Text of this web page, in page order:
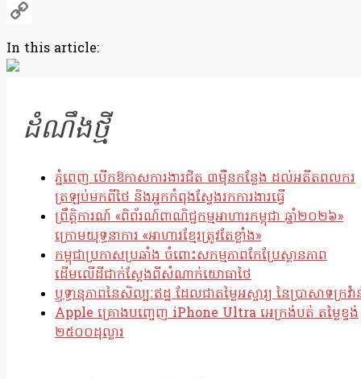
Telegram
Link
In this article:
ដំណឹងថ្មី
ភ្នំពេញ បើកឱកាសការងារជិត ៣ម៉ឺនកន្លែង ដល់អតីតពលករ
ត្រឡប់មកពីថៃ និងអ្នកកំពុងស្វែងរកការងារធ្វើ
ព្រឹត្តិការណ៍ «ពិព័រណ៍ពាណិជ្ជកម្មអាហារកម្ពុជា ឆ្នាំ២០២៦»
ក្រោមយុទ្ធនាការ «អាហារខ្មែរត្រូវតែខ្លាំង»
កម្ពុជាប្រកាសប្រឆាំង ចំពោះសកម្មភាពកែប្រែស្ថានភាព
ដើមលើដីជាក់ស្តែងពីសំណាក់យោធាថៃ
ឫទ្ធានុភាពនៃសិល្បៈឥដ្ឋ ដែលជាតម្លៃអស្ចារ្យ នៃប្រាសាទក្រវ៉
Apple គ្រោងបញ្ចេញ iPhone Ultra អេក្រង់បត់ តម្លៃខ្ទង់
២៥០០ដុល្លារ